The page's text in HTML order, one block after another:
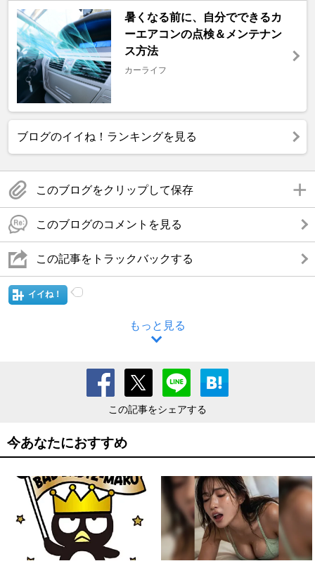
暑くなる前に、自分でできるカ
ーエアコンの点検＆メンテナン
ス方法
カーライフ
ブログのイイね！ランキングを見る
このブログをクリップして保存
このブログのコメントを見る
この記事をトラックバックする
イイね！
もっと見る
この記事をシェアする
今あなたにおすすめ